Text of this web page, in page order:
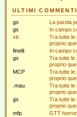
ULTIMI COMMENTI
gs
La parola
gs
In campo
vb
Tra tutte le
proprio
finelli
In campo
gs
Tra tutte le
proprio
MCP
Tra tutte le
proprio
.mau.
Tra tutte le
proprio
gs
Tra tutte le
proprio
mfp
GTT horror